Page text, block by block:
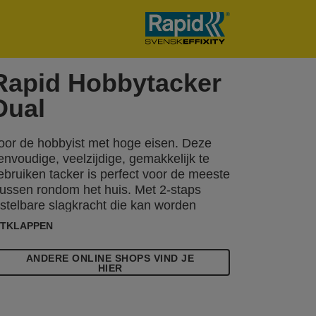
Hobbytacker
de hobbyist met hoge eisen. Deze
veelzijdige, gemakkelijk te
tacker is perfect voor de meeste
rondom het huis. Met 2-staps
slagkracht die kan worden
voor gebruik met verschillende
voor klussen zoals
decoratie met
ANDERE ONLINE SHOPS VIND JE
HIER